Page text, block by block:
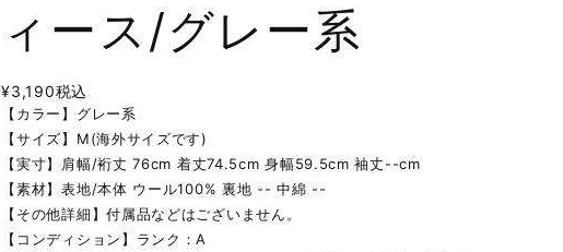
ィース/グレー系
¥3,190税込
【カラー】グレー系
【サイズ】M(海外サイズです)
【実寸】肩幅/裄丈 76cm 着丈74.5cm 身幅59.5cm 袖丈--cm
【素材】表地/本体 ウール100% 裏地 -- 中綿 --
【その他詳細】付属品などはございません。
【コンディション】ランク：A